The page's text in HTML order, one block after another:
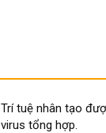
Trí tuệ nhân tạo
virus tổng hợp.